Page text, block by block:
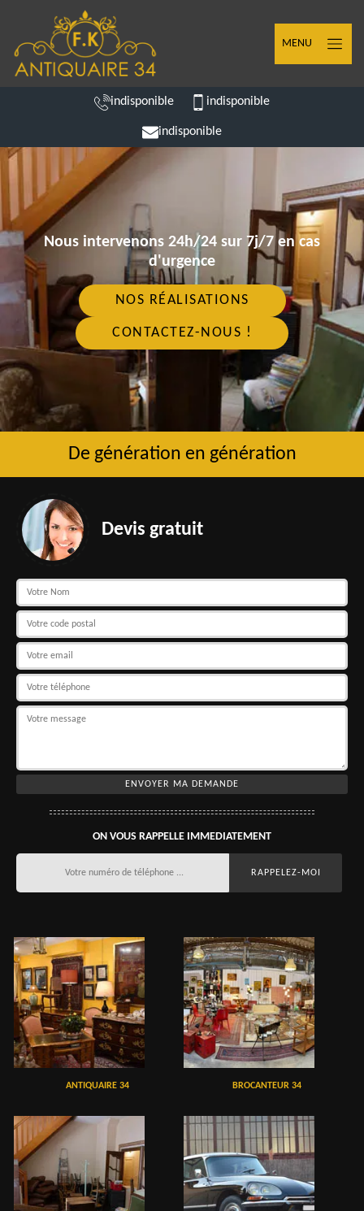
MENU
indisponible indisponible
indisponible
Nous intervenons 24h/24 sur 7j/7 en cas
d'urgence
NOS RÉALISATIONS
CONTACTEZ-NOUS !
De génération en génération
Devis gratuit
ON VOUS RAPPELLE IMMEDIATEMENT
ANTIQUAIRE 34 BROCANTEUR 34